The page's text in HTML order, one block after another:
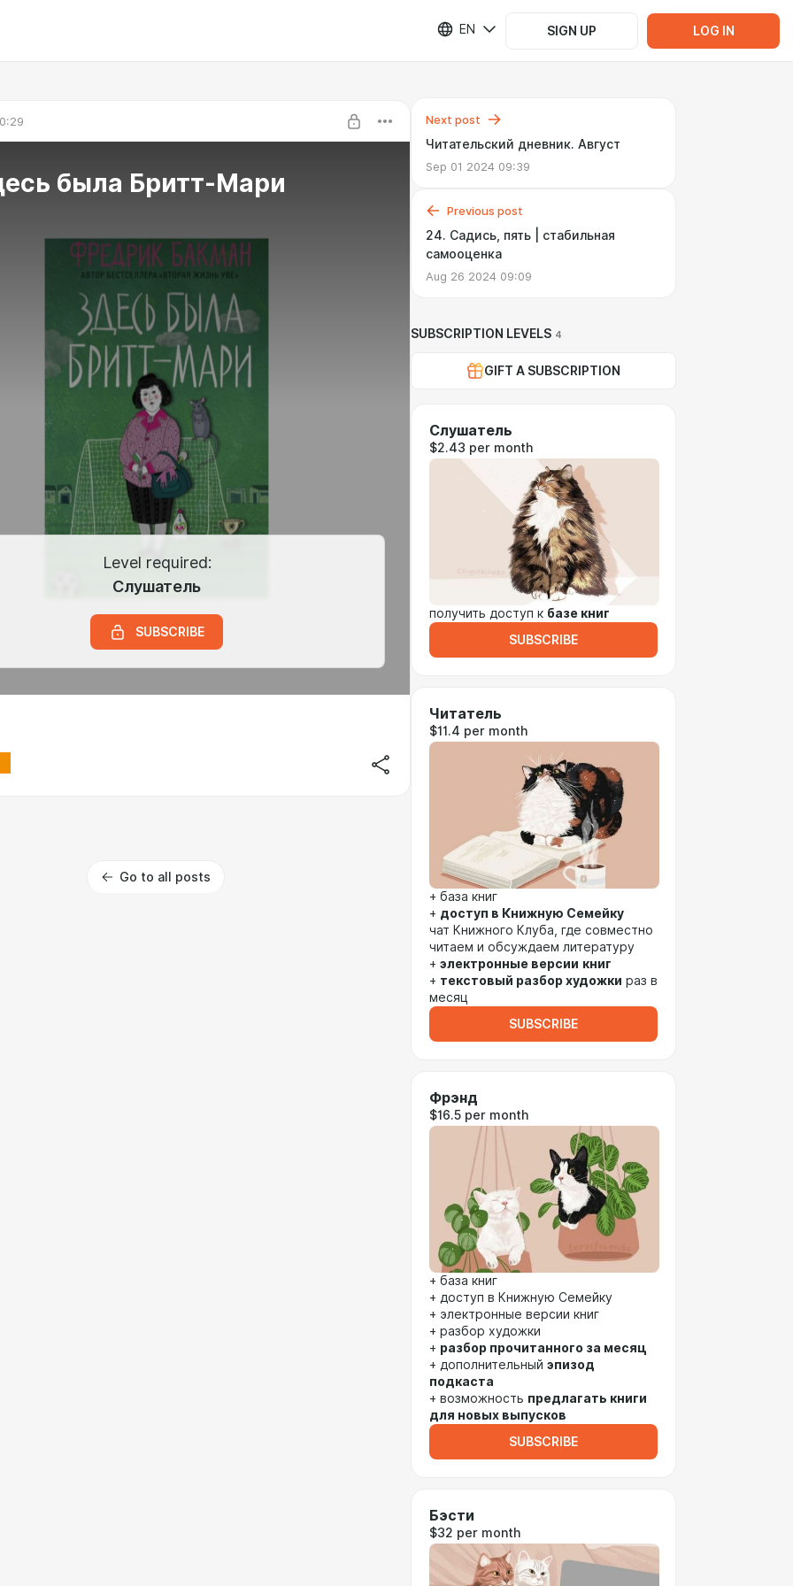
EN SIGN UP LOG IN
была Бритт-Мари
Level required:
Слушатель
SUBSCRIBE
Go to all posts
Next post
Читательский дневник. Август
Sep 01 2024 09:39
Previous post
24. Садись, пять | стабильная
самооценка
Aug 26 2024 09:09
SUBSCRIPTION LEVELS 4
GIFT A SUBSCRIPTION
Слушатель
$2.43 per month
получить доступ к базе книг
SUBSCRIBE
Читатель
$11.4 per month
+ база книг
+ доступ в Книжную Семейку
чат Книжного Клуба, где совместно
читаем и обсуждаем литературу
+ электронные версии книг
+ текстовый разбор художки раз в
месяц
SUBSCRIBE
Фрэнд
$16.5 per month
+ база книг
+ доступ в Книжную Семейку
+ электронные версии книг
+ разбор художки
+ разбор прочитанного за месяц
+ дополнительный эпизод
подкаста
+ возможность предлагать книги
для новых выпусков
SUBSCRIBE
Бэсти
$32 per month